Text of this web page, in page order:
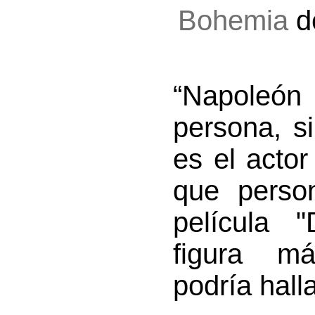
Bohemia
persona,
es el
que
película
figura
podría